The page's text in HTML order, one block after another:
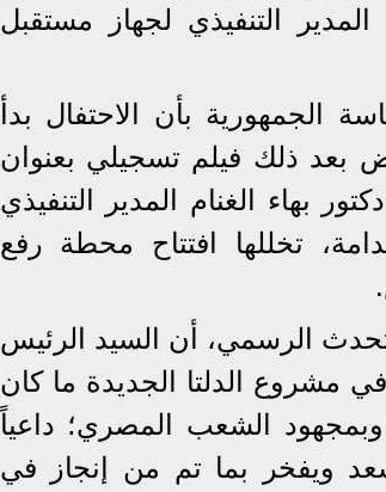
المدير التنفيذي لجهاز مستقبل
بأن الاحتفال بدأ
بعد ذلك فيلم تسجيلي بعنوان
بهاء الغنام المدير التنفيذي
تخللها افتتاح محطة رفع
الرسمي، أن السيد الرئيس
مشروع الدلتا الجديدة ما كان
الشعب المصري؛ داعياً
ويفخر بما تم من إنجاز في